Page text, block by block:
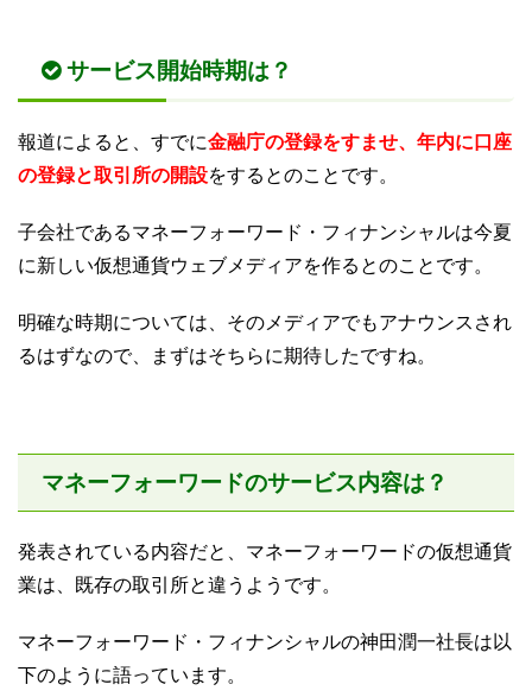
サービス開始時期は？
報道によると、すでに金融庁の登録をすませ、年内に口座
の登録と取引所の開設をするとのことです。
子会社であるマネーフォーワード・フィナンシャルは今夏
に新しい仮想通貨ウェブメディアを作るとのことです。
明確な時期については、そのメディアでもアナウンスされ
るはずなので、まずはそちらに期待したですね。
マネーフォーワードのサービス内容は？
発表されている内容だと、マネーフォーワードの仮想通貨
業は、既存の取引所と違うようです。
マネーフォーワード・フィナンシャルの神田潤一社長は以
下のように語っています。